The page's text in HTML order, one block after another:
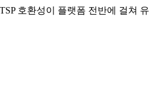
호환성이 플랫폼 전반에 걸쳐 유